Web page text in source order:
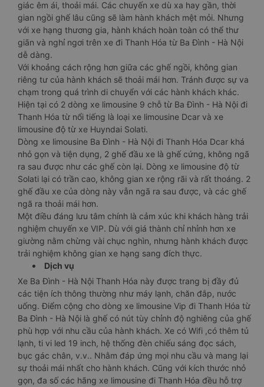
giác êm ái, thoải mái. Các chuyến xe dù xa hay gần, thời
gian ngồi ghế lâu cũng sẽ làm hành khách mệt mỏi. Nhưng
với xe hạng thương gia, hành khách hoàn toàn có thể thư
giãn và nghỉ ngơi trên xe đi Thanh Hóa từ Ba Đình - Hà Nội
dễ dàng.
Với khoảng cách rộng hơn giữa các ghế ngồi, không gian
riêng tư của hành khách sẽ thoải mái hơn. Tránh được sự va
chạm trong quá trình di chuyển với các hành khách khác.
Hiện tại có 2 dòng xe limousine 9 chỗ từ Ba Đình - Hà Nội đi
Thanh Hóa từ nổi tiếng là loại xe limousine Dcar và xe
limousine độ từ xe Huyndai Solati.
Dòng xe limousine Ba Đình - Hà Nội đi Thanh Hóa Dcar khá
nhỏ gọn và tiện dụng, 2 ghế đầu xe là ghế cứng, không ngã
ra sau được như các ghế còn lại. Dòng xe limousine độ từ
Solati lại có trần cao, không gian xe rộng rãi và rất thoáng. 2
ghế đầu xe của dòng này vẫn ngã ra sau được, và các ghế
ngã ra thoải mái hơn.
Một điều đáng lưu tâm chính là cảm xúc khi khách hàng trải
nghiệm chuyến xe VIP. Dù với giá thành chỉ nhỉnh hơn xe
giường nằm chừng vài chục nghìn, nhưng hành khách được
trải nghiệm không gian xe hạng sang đích thực.
Dịch vụ
Xe Ba Đình - Hà Nội Thanh Hóa này được trang bị đầy đủ
các tiện ích thông thường như máy lạnh, chăn đắp, nước
uống. Điểm cộng cho dòng xe limousine Vip đi Thanh Hóa từ
Ba Đình - Hà Nội là ghế có nút tùy chỉnh độ nghiêng của ghế
phù hợp với nhu cầu của hành khách. Xe có Wifi ,có thêm tủ
lạnh, ti vi led 19 inch, hệ thống đèn chiếu sáng đọc sách,
bục gác chân, v.v.. Nhằm đáp ứng mọi nhu cầu và mang lại
sự thoải mái nhất cho hành khách. Cũng với kích thước nhỏ
gọn, đa số các hãng xe limousine đi Thanh Hóa đều hỗ trợ